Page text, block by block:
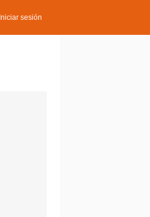
Iniciar sesión